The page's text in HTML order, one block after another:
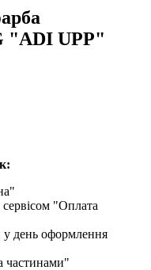
"ADI UPP"
"Оплата
день оформлення
частинами"